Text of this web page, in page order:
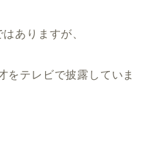
ありますが、
をテレビで披露していま